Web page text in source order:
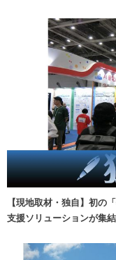
【現地取材・独自】初の
支援ソリューションが集結